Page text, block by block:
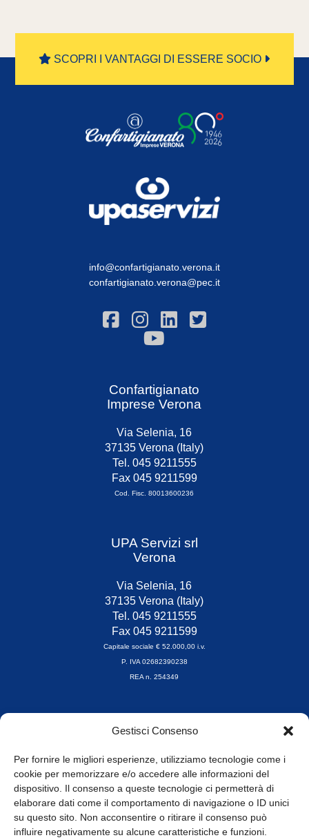
Gestisci Consenso
Per fornire le migliori esperienze, utilizziamo tecnologie come i
cookie per memorizzare e/o accedere alle informazioni del
dispositivo. Il consenso a queste tecnologie ci permetterà di
elaborare dati come il comportamento di navigazione o ID unici
su questo sito. Non acconsentire o ritirare il consenso può
influire negativamente su alcune caratteristiche e funzioni.
SCOPRI I VANTAGGI DI ESSERE SOCIO
info@confartigianato.verona.it
confartigianato.verona@pec.it
Confartigianato
Imprese Verona
Via Selenia, 16
37135 Verona (Italy)
Tel. 045 9211555
Fax 045 9211599
Cod. Fisc. 80013600236
UPA Servizi srl
Verona
Via Selenia, 16
37135 Verona (Italy)
Tel. 045 9211555
Fax 045 9211599
Capitale sociale € 52.000,00 i.v.
P. IVA 02682390238
REA n. 254349
Orari di apertura
8.30-13.00 / 14.00-17.30
Whistleblowing
© Tutti i diritti riservati